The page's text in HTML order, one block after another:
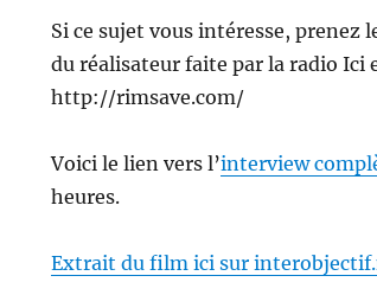
Si ce sujet vous intéresse, prenez
du réalisateur faite par la radio
http://rimsave.com/
Voici le lien vers l’interview
heures.
Extrait du film ici sur